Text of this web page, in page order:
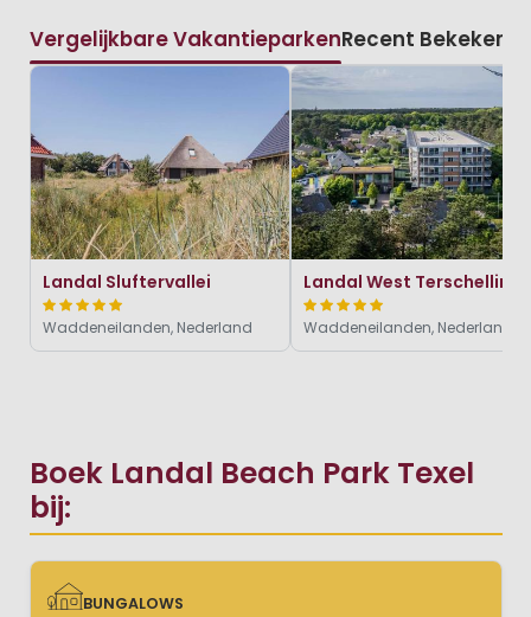
Boek Landal Beach Park Texel
bij:
BUNGALOWS
Vergelijkbare VakantieparkenRecent Bekeken
Landal Sluftervallei
Waddeneilanden, Nederland
Landal West Terschelling
Waddeneilanden, Nederland